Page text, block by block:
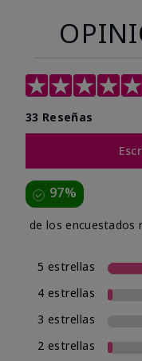
33 Reseñas
97%
de los encuestados
5 estrellas
4 estrellas
3 estrellas
2 estrellas